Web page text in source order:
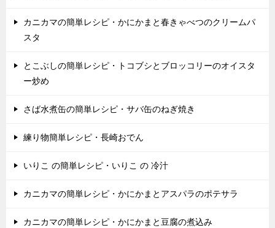
カニカマの簡単レシピ・かにかまと春きゃべつのクリームパ
スタ
とこぶしの簡単レシピ・トコブシとブロッコリーのオイスタ
ー炒め
さば水煮缶の簡単レシピ・サバ缶のねぎ焼き
練り物簡単レシピ・長崎おでん
いりこ の簡単レシピ・いりこ の 冷汁
カニカマの簡単レシピ・かにかまとアスパラのポテサラ
カニカマの簡単レシピ・かにかまと豆腐の煮込み